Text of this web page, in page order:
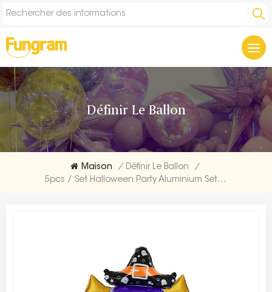
Définir Le Ballon
Maison / Définir Le Ballon
/
5pcs / Set Halloween Party Aluminium Set Ballon Exportateurs